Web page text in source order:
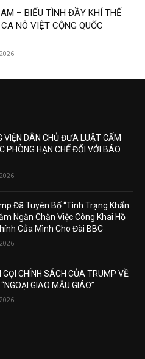
– BIỂU TÌNH ĐẦY KHÍ THẾ
NÔ VIỆT CỘNG QUỐC
VIỆN DÂN CHỦ ĐƯA LUẬT CẤM
PHÒNG HẠN CHẾ ĐỐI VỚI BÁO
Đã Tuyên Bố “Tình Trạng Khẩn
Ngăn Chặn Việc Công Khai Hồ
Của Mình Cho Đài BBC
GỌI CHÍNH SÁCH CỦA TRUMP VỀ
“NGOẠI GIAO MẪU GIÁO”